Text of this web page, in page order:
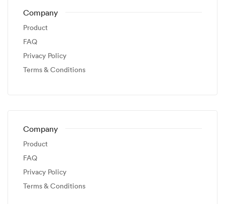
Company
Product
FAQ
Privacy Policy
Terms & Conditions
Company
Product
FAQ
Privacy Policy
Terms & Conditions